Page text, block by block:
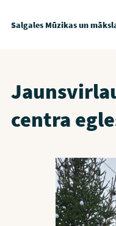
Salgales Mūzikas un
centra